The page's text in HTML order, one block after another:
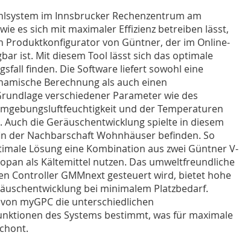
im Innsbrucker Rechenzentrum am
es sich mit maximaler Effizienz betreiben lässt,
Produktkonfigurator von Güntner, der im Online-
ist. Mit diesem Tool lässt sich das optimale
finden. Die Software liefert sowohl eine
Berechnung als auch einen
verschiedener Parameter wie des
und der Temperaturen
die Geräuschentwicklung spielte in diesem
der Nachbarschaft Wohnhäuser befinden. So
Lösung eine Kombination aus zwei Güntner V-
als Kältemittel nutzen. Das umweltfreundliche
Controller GMMnext gesteuert wird, bietet hohe
bei minimalem Platzbedarf.
myGPC die unterschiedlichen
des Systems bestimmt, was für maximale